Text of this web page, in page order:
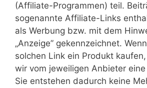
(Affiliate-Programmen) teil.
sogenannte Affiliate-Links
als Werbung bzw. mit dem
„Anzeige” gekennzeichnet.
solchen Link ein Produkt
wir vom jeweiligen Anbieter eine
Sie entstehen dadurch keine